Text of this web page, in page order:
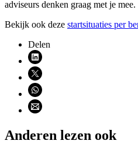
adviseurs denken graag met je mee.
Bekijk ook deze startsituaties per
Delen
Deel via LinkedIn (opent
Deel via X (opent nieuw
Deel via WhatsApp (opent
Deel via email (opent email
Anderen lezen ook